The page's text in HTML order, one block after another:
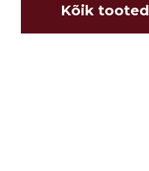
Kõik tooted